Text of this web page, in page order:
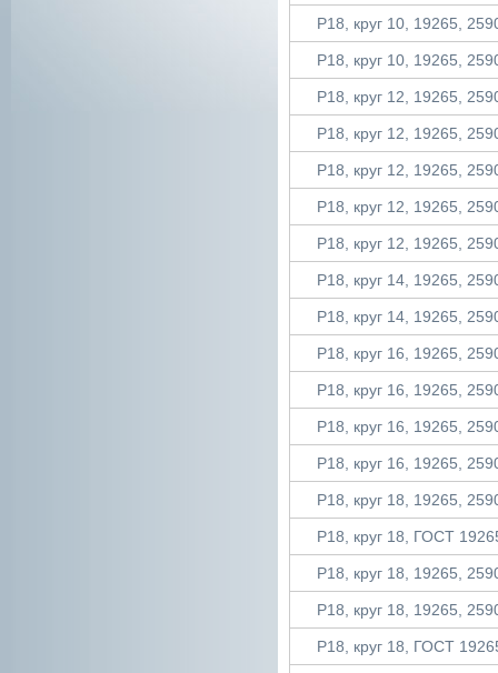
Р18, круг 10, 19265,
Р18, круг 10, 19265,
Р18, круг 12, 19265,
Р18, круг 12, 19265,
Р18, круг 12, 19265,
Р18, круг 12, 19265,
Р18, круг 12, 19265,
Р18, круг 14, 19265,
Р18, круг 14, 19265,
Р18, круг 16, 19265,
Р18, круг 16, 19265,
Р18, круг 16, 19265,
Р18, круг 16, 19265,
Р18, круг 18, 19265,
Р18, круг 18, ГОСТ
Р18, круг 18, 19265,
Р18, круг 18, 19265,
Р18, круг 18, ГОСТ